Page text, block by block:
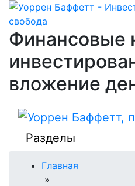
Финансовые
вложение
Разделы
Главная
»